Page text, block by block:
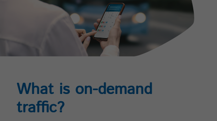
What is on-demand
traffic?
30 Jahre
Merken, dass der Benutzer die Zustimmung
zur Speicherung und Verwendung von
Cookies gegeben hat. Die Gültigkeit kann
optionallyExpireConsentInHours]); verkürzt
werden.